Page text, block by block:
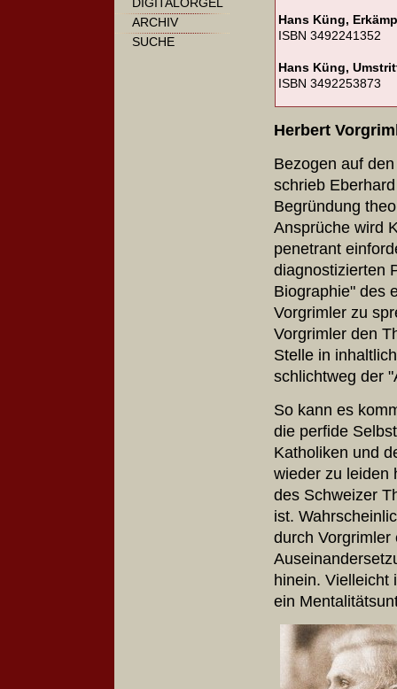
ARCHIV
SUCHE
Hans Küng,
ISBN 3492241352
Hans Küng,
ISBN 3492253873
Herbert
Bezogen auf
schrieb
Begründung
Ansprüche wird
penetrant
diagnostizierten
Biographie" des
Vorgrimler zu
Vorgrimler den
Stelle in
schlichtweg der
So kann es
die perfide
Katholiken und
wieder zu leiden
des Schweizer
ist.
durch
hinein. Vielleicht
ein